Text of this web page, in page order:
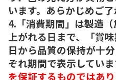
います。あらかじめご了
4.「消費期間」は製造
上がれる日まで、「賞味
日から品質の保持が十
ぞれ期間で表示していま
を保証するものではあり